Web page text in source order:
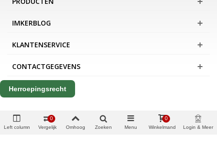
IMKERBLOG
KLANTENSERVICE
CONTACTGEGEVENS
Herroepingsrecht
Left column Vergelijk
0
Omhoog Zoeken Menu Winkelmand
0
Login & Meer